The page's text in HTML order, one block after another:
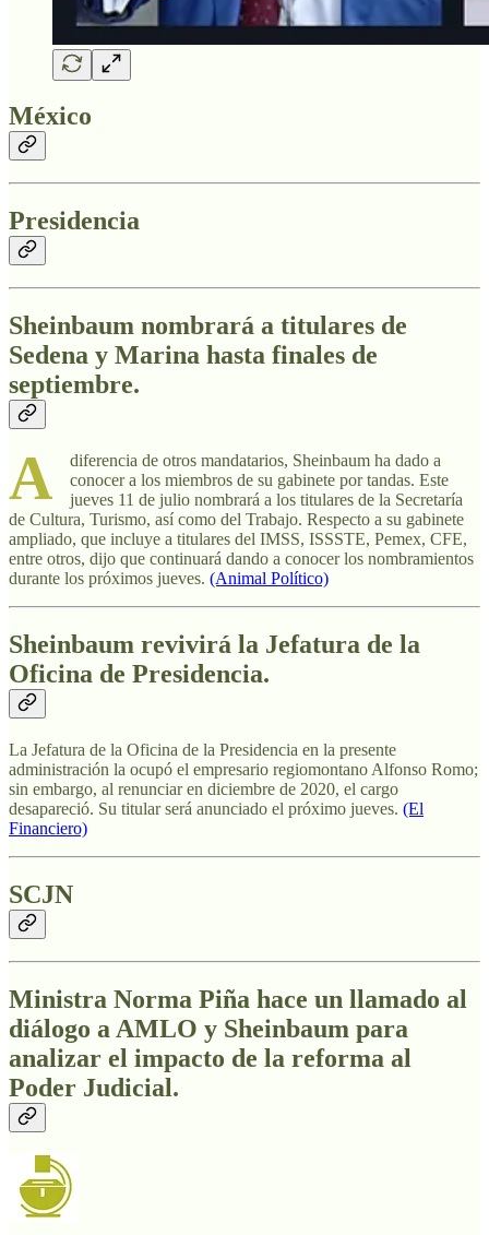
México
Presidencia
Sheinbaum nombrará a titulares de
Sedena y Marina hasta finales de
septiembre.
A
diferencia de otros mandatarios, Sheinbaum ha dado a
conocer a los miembros de su gabinete por tandas. Este
jueves 11 de julio nombrará a los titulares de la Secretaría
de Cultura, Turismo, así como del Trabajo. Respecto a su gabinete
ampliado, que incluye a titulares del IMSS, ISSSTE, Pemex, CFE,
entre otros, dijo que continuará dando a conocer los nombramientos
durante los próximos jueves. (Animal Político)
Sheinbaum revivirá la Jefatura de la
Oficina de Presidencia.
La Jefatura de la Oficina de la Presidencia en la presente
administración la ocupó el empresario regiomontano Alfonso Romo;
sin embargo, al renunciar en diciembre de 2020, el cargo
desapareció. Su titular será anunciado el próximo jueves. (El
Financiero)
SCJN
Ministra Norma Piña hace un llamado al
diálogo a AMLO y Sheinbaum para
analizar el impacto de la reforma al
Poder Judicial.